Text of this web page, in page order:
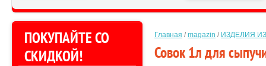
ПОКУПАЙТЕ СО
СКИДКОЙ!
>
Главная / magazin / ИЗДЕЛИЯ
Совок 1л для